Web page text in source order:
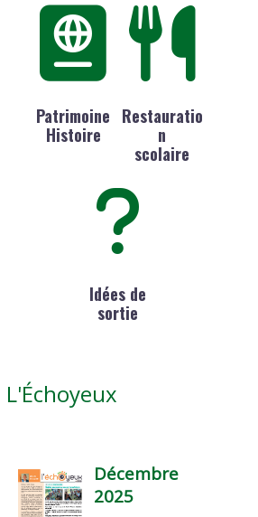
Patrimoine
Histoire
Restauratio
n
scolaire
Idées de
sortie
L'Échoyeux
Décembre
2025